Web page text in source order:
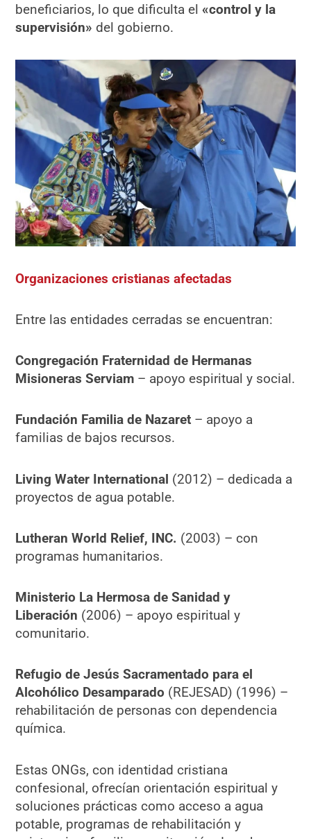
beneficiarios, lo que dificulta el «control y la
supervisión» del gobierno.
Organizaciones cristianas afectadas
Entre las entidades cerradas se encuentran:
Congregación Fraternidad de Hermanas
Misioneras Serviam – apoyo espiritual y social.
Fundación Familia de Nazaret – apoyo a
familias de bajos recursos.
Living Water International (2012) – dedicada a
proyectos de agua potable.
Lutheran World Relief, INC. (2003) – con
programas humanitarios.
Ministerio La Hermosa de Sanidad y
Liberación (2006) – apoyo espiritual y
comunitario.
Refugio de Jesús Sacramentado para el
Alcohólico Desamparado (REJESAD) (1996) –
rehabilitación de personas con dependencia
química.
Estas ONGs, con identidad cristiana
confesional, ofrecían orientación espiritual y
soluciones prácticas como acceso a agua
potable, programas de rehabilitación y